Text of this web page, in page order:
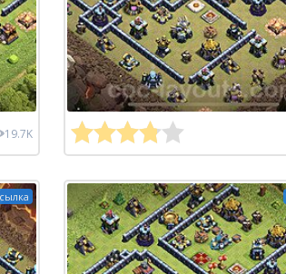
19.7K